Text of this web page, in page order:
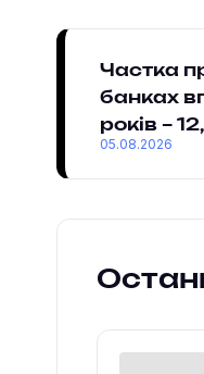
Частка
банках
років –
05.08.2026